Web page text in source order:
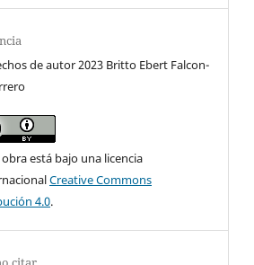
de autor 2023 Britto Ebert Falcon-
obra está bajo una licencia
Creative Commons
4.0.